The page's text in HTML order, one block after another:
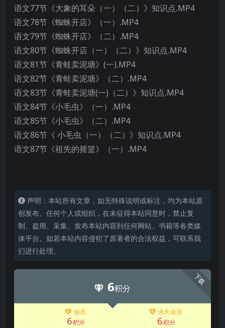
语文77节《大象的耳朵（一）（二）》知识点.MP4
语文78节《蜘蛛开店》（一）.MP4
语文79节《蜘蛛开店》（二）.MP4
语文80节《蜘蛛开店（一）（二）》知识点.MP4
语文81节《青蛙卖泥塘》(一).MP4
语文82节《青蛙卖泥塘》（二）.MP4
语文83节《青蛙卖泥塘(一)（二）》知识点.MP4
语文84节《小毛虫》（一）.MP4
语文85节《小毛虫》（二）.MP4
语文86节《 小毛虫（一）（二）》知识点.MP4
语文87节《祖先的摇篮》（一）.MP4
声明：本站所有文章，如无特殊说明或标注，均为本站原
创发布。任何个人或组织，在未征得本站同意时，禁止复
制、盗用、采集、发布本站内容到任何网站、书籍等各类媒
体平台。如若本站内容侵犯了原著者的合法权益，可联系我
们进行处理。
下载
6积分
会员
6积分
永久会员
6积分